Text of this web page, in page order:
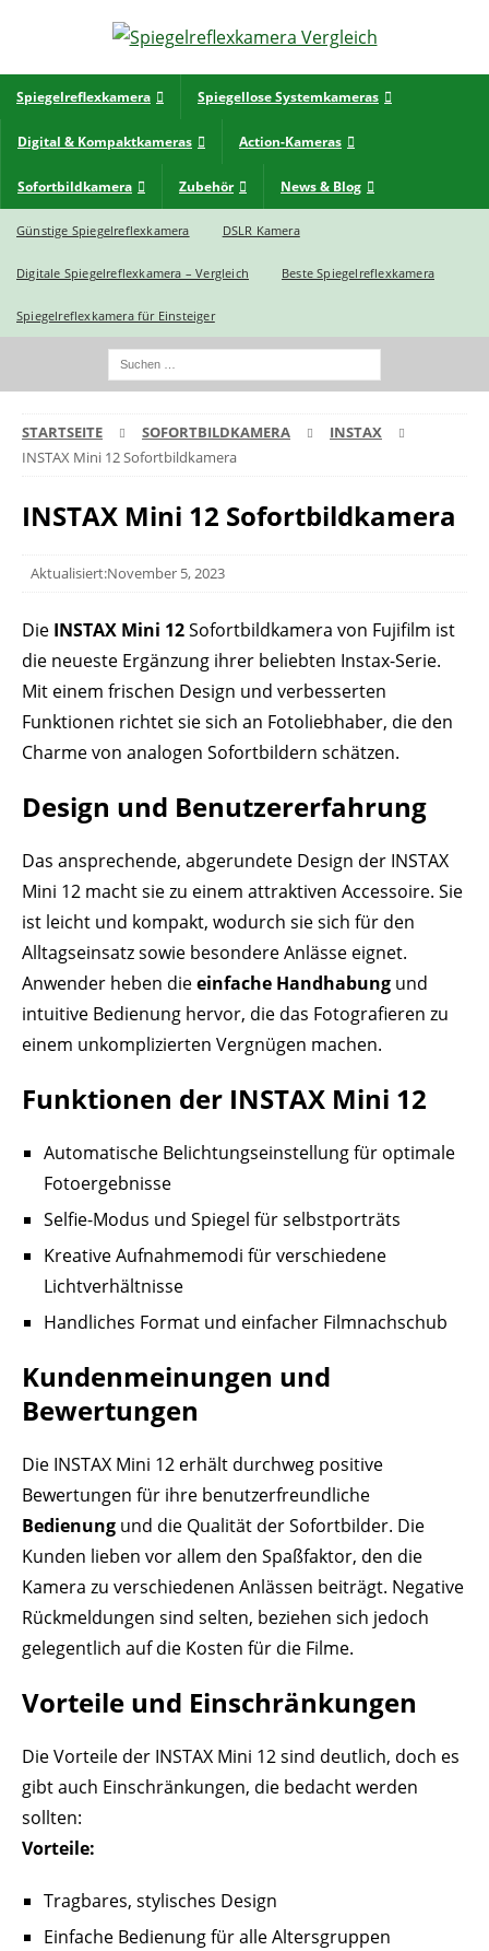
Spiegelreflexkamera Spiegellose Systemkameras
Digital & Kompaktkameras Action-Kameras
Sofortbildkamera Zubehör News & Blog
Günstige Spiegelreflexkamera DSLR Kamera
Digitale Spiegelreflexkamera – Vergleich Beste Spiegelreflexkamera
Spiegelreflexkamera für Einsteiger
STARTSEITE SOFORTBILDKAMERA
INSTAX
INSTAX Mini 12 Sofortbildkamera
INSTAX Mini 12 Sofortbildkamera
Aktualisiert:November 5, 2023
Die INSTAX Mini 12Sofortbildkamera von Fujifilm ist
die neueste Ergänzung ihrer beliebten Instax-Serie.
Mit einem frischen Design und verbesserten
Funktionen richtet sie sich an Fotoliebhaber, die den
Charme von analogen Sofortbildern schätzen.
Design und Benutzererfahrung
Das ansprechende, abgerundete Design der INSTAX
Mini 12 macht sie zu einem attraktiven Accessoire. Sie
ist leicht und kompakt, wodurch sie sich für den
Alltagseinsatz sowie besondere Anlässe eignet.
Anwender heben dieeinfache Handhabung und
intuitive Bedienung hervor, die das Fotografieren zu
einem unkomplizierten Vergnügen machen.
Funktionen der INSTAX Mini 12
Automatische Belichtungseinstellung für optimale
Fotoergebnisse
Selfie-Modus und Spiegel für selbstporträts
Kreative Aufnahmemodi für verschiedene
Lichtverhältnisse
Handliches Format und einfacher Filmnachschub
Kundenmeinungen und
Bewertungen
Die INSTAX Mini 12 erhält durchweg positive
Bewertungen für ihre benutzerfreundliche
Bedienung und die Qualität der Sofortbilder. Die
Kunden lieben vor allem den Spaßfaktor, den die
Kamera zu verschiedenen Anlässen beiträgt. Negative
Rückmeldungen sind selten, beziehen sich jedoch
gelegentlich auf die Kosten für die Filme.
Vorteile und Einschränkungen
Die Vorteile der INSTAX Mini 12 sind deutlich, doch es
gibt auch Einschränkungen, die bedacht werden
sollten:
Vorteile:
Tragbares, stylisches Design
Einfache Bedienung für alle Altersgruppen